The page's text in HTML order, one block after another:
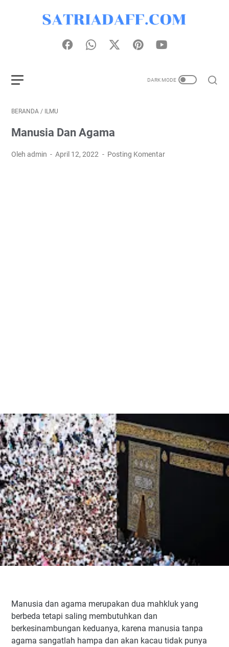
BERANDA / ILMU
Manusia Dan Agama
Oleh admin April 12, 2022 Posting Komentar
Manusia dan agama merupakan dua mahkluk yang
berbeda tetapi saling membutuhkan dan
berkesinambungan keduanya, karena manusia tanpa
agama sangatlah hampa dan akan kacau tidak punya